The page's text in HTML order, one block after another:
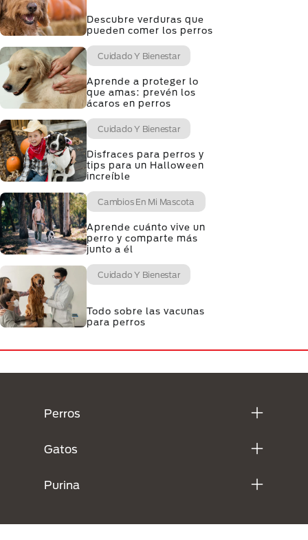
Descubre verduras que
pueden comer los perros
Cuidado Y Bienestar
Aprende a proteger lo
que amas: prevén los
ácaros en perros
Cuidado Y Bienestar
Disfraces para perros y
tips para un Halloween
increíble
Cambios En Mi Mascota
Aprende cuánto vive un
perro y comparte más
junto a él
Cuidado Y Bienestar
Todo sobre las vacunas
para perros
Perros
Gatos
Purina